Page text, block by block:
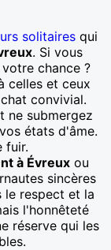
solitaires qui
. Si vous
chance ?
celles et ceux
convivial.
ne submergez
états d'âme.
fuir.
à Évreuxou
sincères
le respect et la
l'honnêteté
réserve qui les